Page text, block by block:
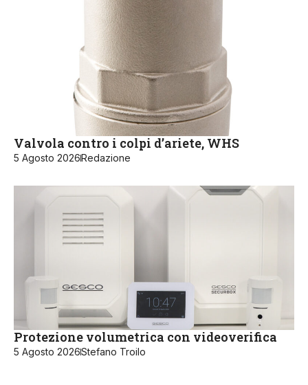
Valvola contro i colpi d’ariete, WHS
5 Agosto 2026Redazione
Protezione volumetrica con videoverifica
5 Agosto 2026Stefano Troilo